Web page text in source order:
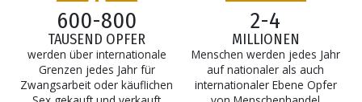
600-800
TAUSEND OPFER
werden über internationale
Grenzen jedes Jahr für
Zwangsarbeit oder käuflichen
2-4
MILLIONEN
Menschen werden jedes Jahr
auf nationaler als auch
internationaler Ebene Opfer